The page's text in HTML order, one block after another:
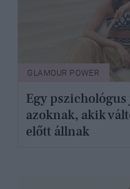
GLAMOUR POWER
Egy pszichológus
azoknak, akik
előtt állnak